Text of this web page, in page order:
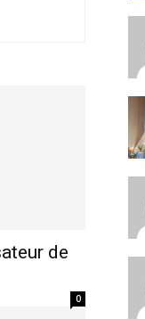
de
0